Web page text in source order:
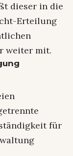
dieser in die
Erteilung
weiter mit.
für